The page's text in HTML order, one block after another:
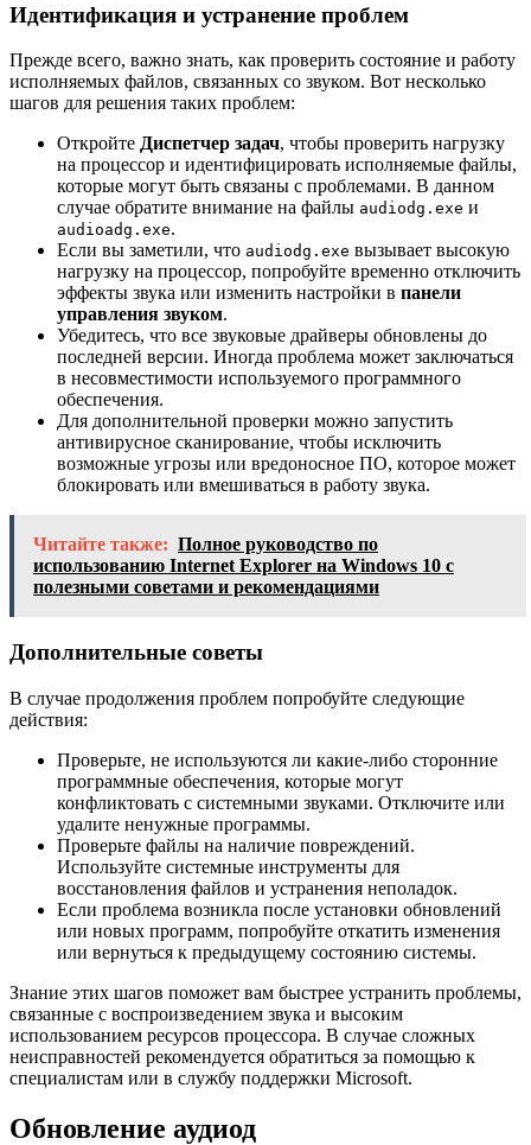
Идентификация и устранение проблем
Прежде всего, важно знать, как проверить состояние и работу
исполняемых файлов, связанных со звуком. Вот несколько
шагов для решения таких проблем:
Откройте Диспетчер задач, чтобы проверить нагрузку
на процессор и идентифицировать исполняемые файлы,
которые могут быть связаны с проблемами. В данном
случае обратите внимание на файлы audiodg.exe и
audioadg.exe.
Если вы заметили, что audiodg.exe вызывает высокую
нагрузку на процессор, попробуйте временно отключить
эффекты звука или изменить настройки в панели
управления звуком.
Убедитесь, что все звуковые драйверы обновлены до
последней версии. Иногда проблема может заключаться
в несовместимости используемого программного
обеспечения.
Для дополнительной проверки можно запустить
антивирусное сканирование, чтобы исключить
возможные угрозы или вредоносное ПО, которое может
блокировать или вмешиваться в работу звука.
Читайте также: Полное руководство по
использованию Internet Explorer на Windows 10 с
полезными советами и рекомендациями
Дополнительные советы
В случае продолжения проблем попробуйте следующие
действия:
Проверьте, не используются ли какие-либо сторонние
программные обеспечения, которые могут
конфликтовать с системными звуками. Отключите или
удалите ненужные программы.
Проверьте файлы на наличие повреждений.
Используйте системные инструменты для
восстановления файлов и устранения неполадок.
Если проблема возникла после установки обновлений
или новых программ, попробуйте откатить изменения
или вернуться к предыдущему состоянию системы.
Знание этих шагов поможет вам быстрее устранить проблемы,
связанные с воспроизведением звука и высоким
использованием ресурсов процессора. В случае сложных
неисправностей рекомендуется обратиться за помощью к
специалистам или в службу поддержки Microsoft.
Обновление аудиод